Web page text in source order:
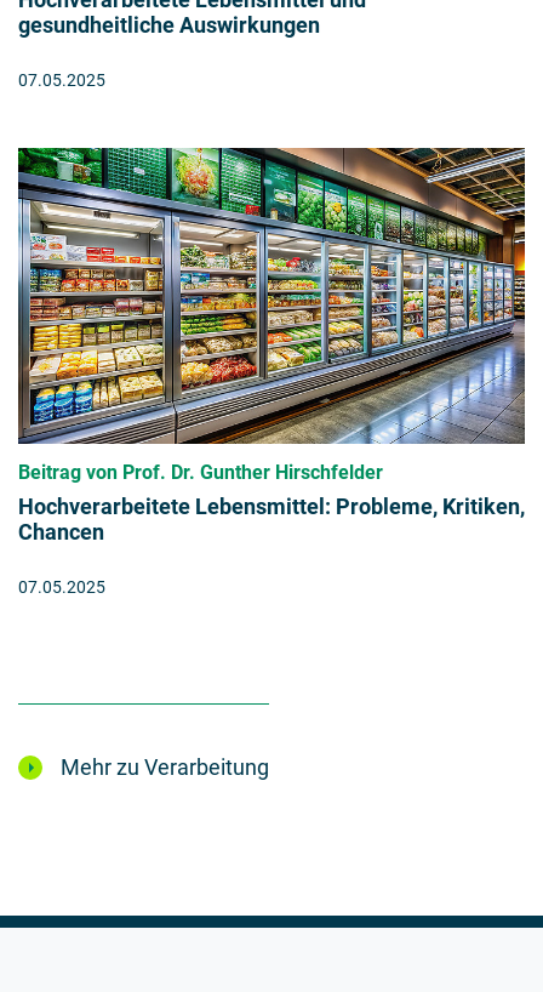
gesundheitliche Auswirkungen
07.05.2025
Beitrag von Prof. Dr. Gunther Hirschfelder
Hochverarbeitete Lebensmittel: Probleme, Kritiken,
Chancen
07.05.2025
Mehr zu Verarbeitung